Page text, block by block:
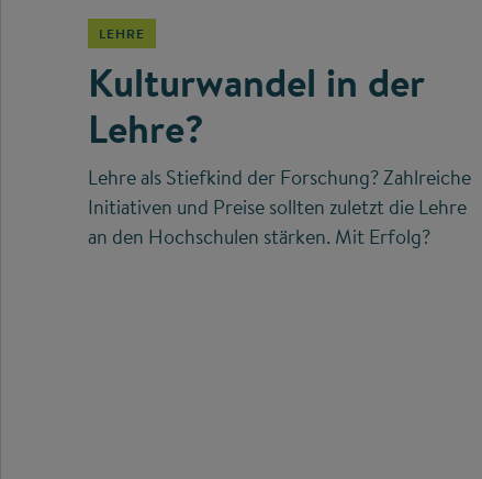
LEHRE
Kulturwandel in der
Lehre?
Lehre als Stiefkind der Forschung? Zahlreiche
Initiativen und Preise sollten zuletzt die Lehre
an den Hochschulen stärken. Mit Erfolg?